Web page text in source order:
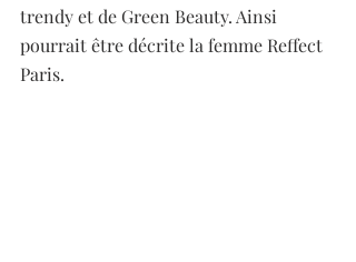
trendy et de Green Beauty. Ainsi
pourrait être décrite la femme Reffect
Paris.